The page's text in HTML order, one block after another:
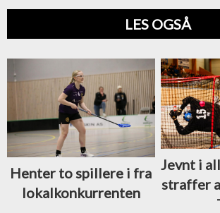
LES OGSÅ
Henter to spillere i fra
lokalkonkurrenten
Jevnt i
straffer